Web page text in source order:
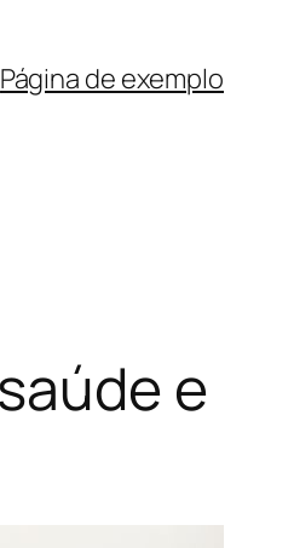
Página de exemplo
e